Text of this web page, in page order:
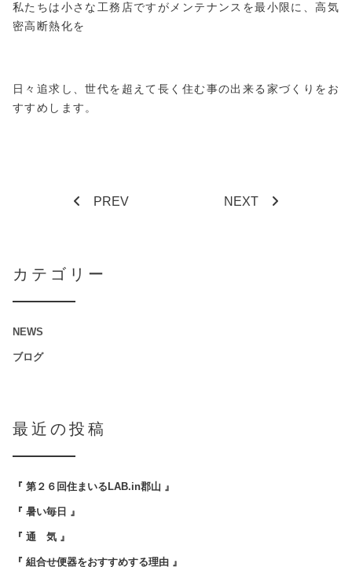
私たちは小さな工務店ですがメンテナンスを最小限に、高気
密高断熱化を
日々追求し、世代を超えて長く住む事の出来る家づくりをお
すすめします。
PREV NEXT
カテゴリー
NEWS
ブログ
最近の投稿
『 第２６回住まいるLAB.in郡山 』
『 暑い毎日 』
『 通 気 』
『 組合せ便器をおすすめする理由 』